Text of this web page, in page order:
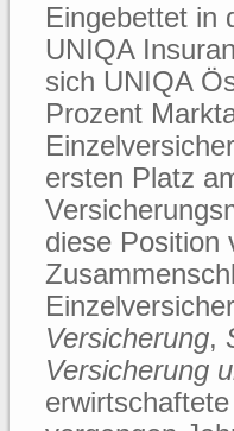
Eingebettet in
UNIQA
sich UNIQA
Prozent
ersten Platz
diese Position
Versicherung,
Versicherung